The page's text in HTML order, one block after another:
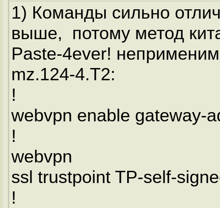
1) Команды сильно
выше, потому метод
Paste-4ever!
mz.124-4.T2:
!
webvpn enable gateway-
!
webvpn
ssl trustpoint TP-self-
!